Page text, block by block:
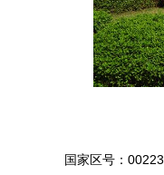
国家区号：00223